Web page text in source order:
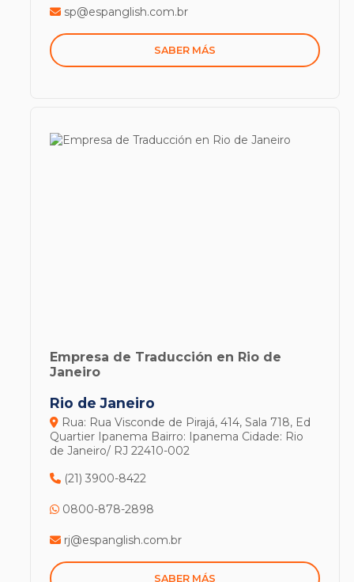
sp@espanglish.com.br
SABER MÁS
Empresa de Traducción en Rio de
Janeiro
Rio de Janeiro
Rua: Rua Visconde de Pirajá, 414, Sala 718, Ed
Quartier Ipanema Bairro: Ipanema Cidade: Rio
de Janeiro/ RJ 22410-002
(21) 3900-8422
0800-878-2898
rj@espanglish.com.br
SABER MÁS